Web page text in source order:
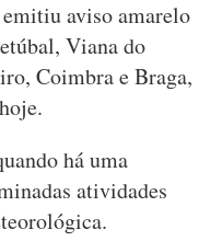
aviso amarelo
Viana do
Coimbra e Braga,
há uma
atividades